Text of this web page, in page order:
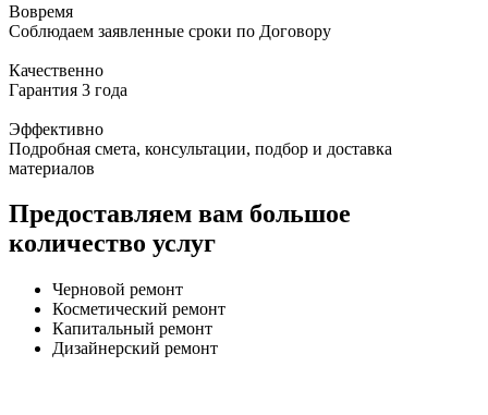
Вовремя
Соблюдаем заявленные сроки по Договору
Качественно
Гарантия 3 года
Эффективно
Подробная смета, консультации, подбор и доставка
материалов
Предоставляем вам большое
количество услуг
Черновой ремонт
Косметический ремонт
Капитальный ремонт
Дизайнерский ремонт